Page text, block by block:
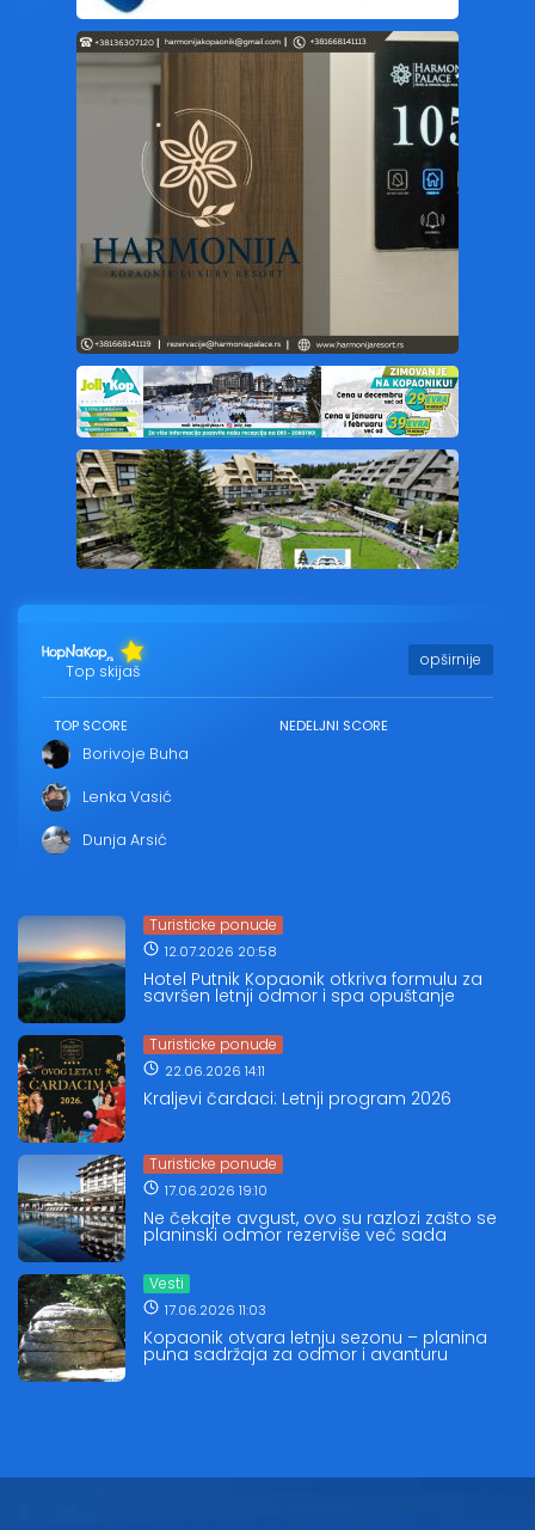
Top skijaš
opširnije
TOP SCORE
Borivoje Buha
Lenka Vasić
Dunja Arsić
NEDELJNI SCORE
Turisticke ponude
12.07.2026 20:58
Hotel Putnik Kopaonik otkriva formulu za
savršen letnji odmor i spa opuštanje
Turisticke ponude
22.06.2026 14:11
Kraljevi čardaci: Letnji program 2026
Turisticke ponude
17.06.2026 19:10
Ne čekajte avgust, ovo su razlozi zašto se
planinski odmor rezerviše već sada
Vesti
17.06.2026 11:03
Kopaonik otvara letnju sezonu – planina
puna sadržaja za odmor i avanturu